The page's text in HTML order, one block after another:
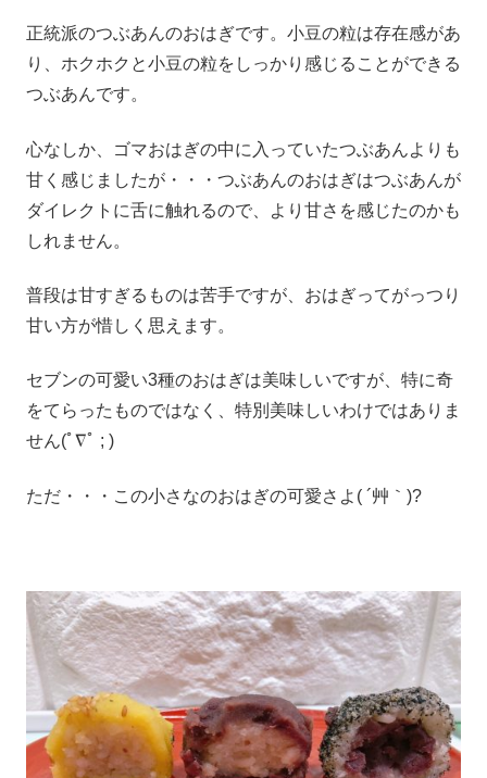
正統派のつぶあんのおはぎです。小豆の粒は存在感があ
り、ホクホクと小豆の粒をしっかり感じることができる
つぶあんです。
心なしか、ゴマおはぎの中に入っていたつぶあんよりも
甘く感じましたが・・・つぶあんのおはぎはつぶあんが
ダイレクトに舌に触れるので、より甘さを感じたのかも
しれません。
普段は甘すぎるものは苦手ですが、おはぎってがっつり
甘い方が惜しく思えます。
セブンの可愛い3種のおはぎは美味しいですが、特に奇
をてらったものではなく、特別美味しいわけではありま
せん(ﾟ∇ﾟ ; )
ただ・・・この小さなのおはぎの可愛さよ( ´艸｀)?